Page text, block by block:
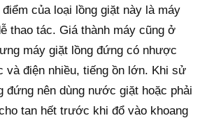
của loại lồng giặt này là máy
thao tác. Giá thành máy cũng ở
máy giặt lồng đứng có nhược
và điện nhiều, tiếng ồn lớn. Khi sử
đứng nên dùng nước giặt hoặc phải
tan hết trước khi đổ vào khoang